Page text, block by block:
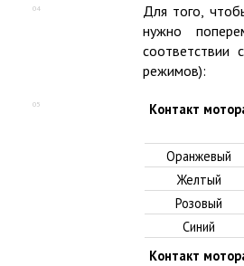
04
Для того,
нужно
соответствии
режимов):
05 Контакт
Оранжевый
Желтый
Розовый
Синий
Контакт